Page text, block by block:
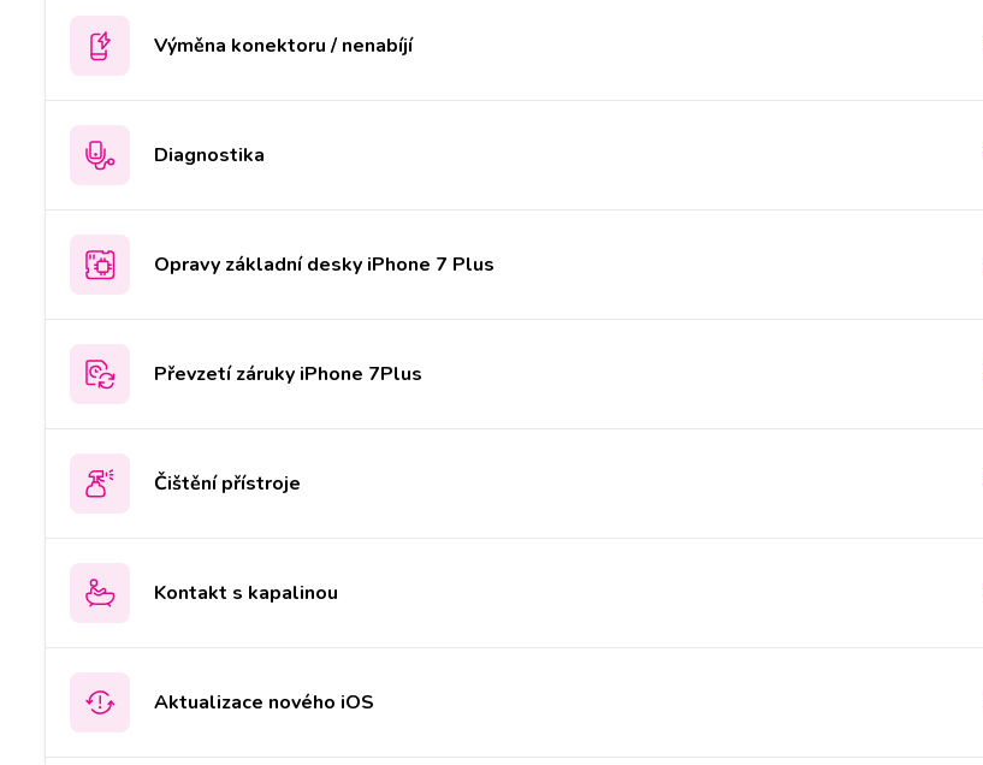
Výměna konektoru / nenabíjí
Diagnostika
Opravy základní desky iPhone 7 Plus
Převzetí záruky iPhone 7Plus
Čištění přístroje
Kontakt s kapalinou
Aktualizace nového iOS